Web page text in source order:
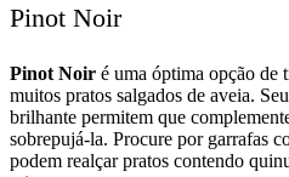
Pinot Noir
Pinot Noir é uma óptima opção de
muitos pratos salgados de aveia.
brilhante permitem que
sobrepujá-la. Procure por garrafas
podem realçar pratos contendo